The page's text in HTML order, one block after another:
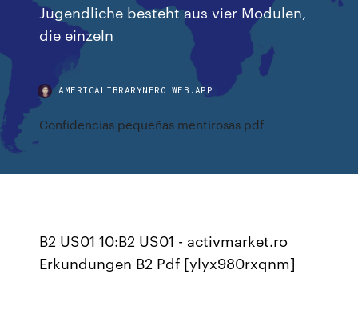
Jugendliche besteht aus vier Modulen,
die einzeln
AMERICALIBRARYNERO.WEB.APP
Confidencias pequeñas mentirosas pdf
B2 US01 10:B2 US01 - activmarket.ro
Erkundungen B2 Pdf [ylyx980rxqnm]